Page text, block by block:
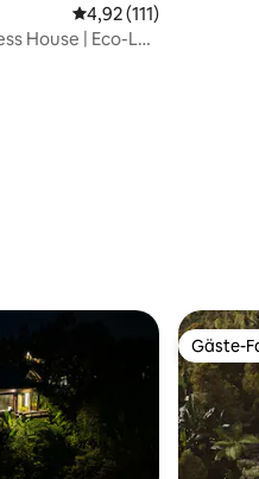
Durchschnittliche
4,92 (111)
House | Eco-Lux
Gäste-
Gäste-